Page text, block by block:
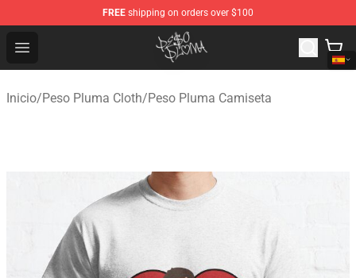
FREE shipping on orders over $100
Open menu
Peso Pluma Store - Official Peso Pluma Merchandise
Inicio/Peso Pluma Cloth/Peso Pluma Camiseta